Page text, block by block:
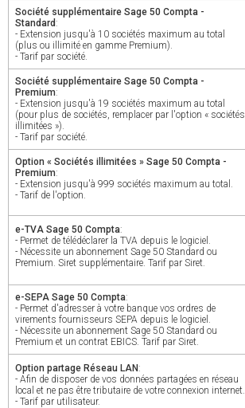
Société supplémentaire Sage 50 Compta -
Standard:
- Extension jusqu'à 10 sociétés maximum au total
(plus ou illimité en gamme Premium).
- Tarif par société.
Société supplémentaire Sage 50 Compta -
Premium:
- Extension jusqu'à 19 sociétés maximum au total
(pour plus de sociétés, remplacer par l'option « sociétés
illimitées »).
- Tarif par société.
Option « Sociétés illimitées » Sage 50 Compta -
Premium:
- Extension jusqu'à 999 sociétés maximum au total.
- Tarif de l'option.
e-TVA Sage 50 Compta:
- Permet de télédéclarer la TVA depuis le logiciel.
- Nécessite un abonnement Sage 50 Standard ou
Premium. Siret supplémentaire. Tarif par Siret.
e-SEPA Sage 50 Compta:
- Permet d'adresser à votre banque vos ordres de
virements fournisseurs SEPA depuis le logiciel.
- Nécessite un abonnement Sage 50 Standard ou
Premium et un contrat EBICS. Tarif par Siret.
Option partage Réseau LAN:
- Afin de disposer de vos données partagées en réseau
local et ne pas être tributaire de votre connexion internet.
- Tarif par utilisateur.